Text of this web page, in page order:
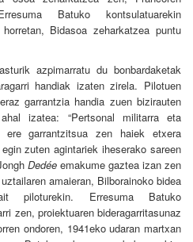
Batuko kontsulatuarekin
Bidasoa zeharkatzea puntu
azpimarratu du bonbardaketak
handiak izaten zirela. Pilotuen
garrantzia handia zuen bizirauten
izatea: “Pertsonal militarra eta
ere garrantzitsua zen haiek etxera
zuten agintariek iheserako sareen
Dedée emakume gaztea izan zen
amaieran, Bilborainoko bidea
piloturekin. Erresuma Batuko
zen, proiektuaren bideragarritasunaz
ondoren, 1941eko udaran martxan